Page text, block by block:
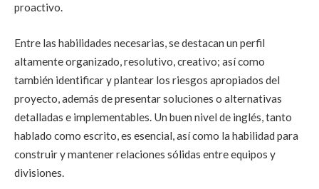
proactivo.
Entre las habilidades necesarias, se destacan un perfil
altamente organizado, resolutivo, creativo; así como
también identificar y plantear los riesgos apropiados del
proyecto, además de presentar soluciones o alternativas
detalladas e implementables. Un buen nivel de inglés, tanto
hablado como escrito, es esencial, así como la habilidad para
construir y mantener relaciones sólidas entre equipos y
divisiones.